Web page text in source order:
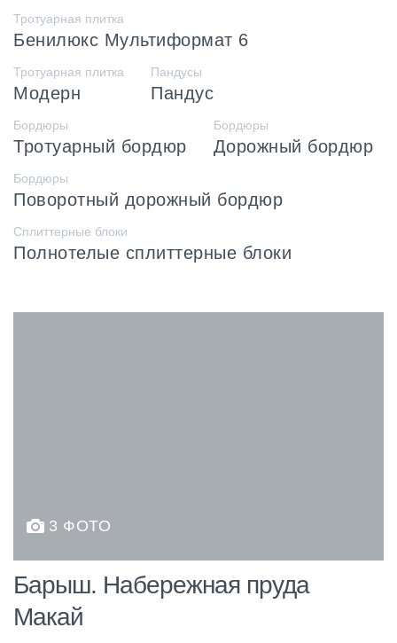
Тротуарная плитка
Бенилюкс Мультиформат 6
Тротуарная плитка
Модерн
Пандусы
Пандус
Бордюры
Тротуарный бордюр
Бордюры
Дорожный бордюр
Бордюры
Поворотный дорожный бордюр
Сплиттерные блоки
Полнотелые сплиттерные блоки
3 ФОТО
Барыш. Набережная пруда
Макай